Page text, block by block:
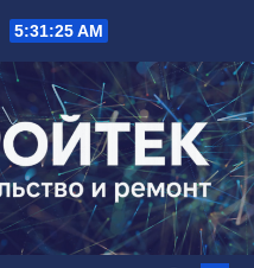
5:31:25 AM